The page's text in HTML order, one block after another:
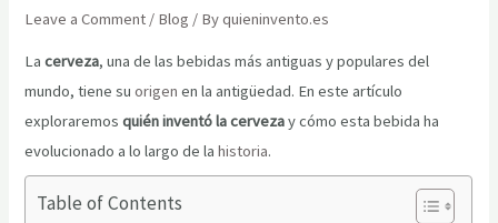
Leave a Comment / Blog / Byquieninvento.es
Lacerveza, una de las bebidas más antiguas y populares del
mundo, tiene suorigen en la antigüedad. En este artículo
exploraremosquién inventó la cervezay cómo esta bebida ha
evolucionado a lo largo de lahistoria.
Table of Contents